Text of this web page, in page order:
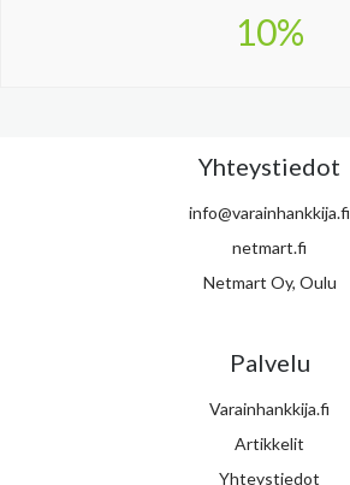
10%
Yhteystiedot
info@varainhankkija.fi
netmart.fi
Netmart Oy, Oulu
Palvelu
Varainhankkija.fi
Artikkelit
Yhteystiedot